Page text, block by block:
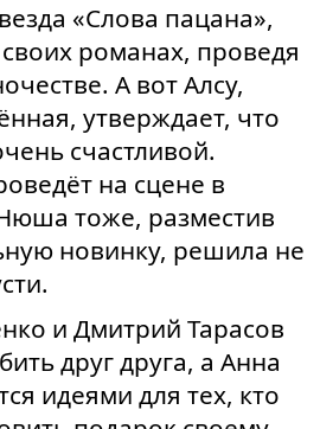
«Слова пацана»,
романах, проведя
А вот Алсу,
утверждает, что
счастливой.
на сцене в
тоже, разместив
новинку, решила не
и Дмитрий Тарасов
друг друга, а Анна
идеями для тех, кто